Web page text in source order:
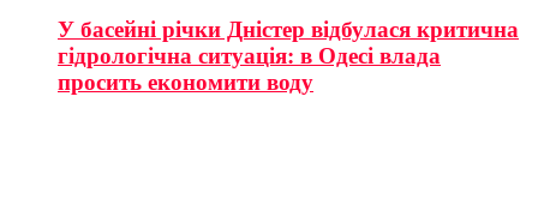
У басейні річки Дністер відбулася критична
гідрологічна ситуація: в Одесі влада
просить економити воду